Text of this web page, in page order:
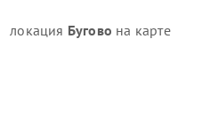
локация Бугово на карте